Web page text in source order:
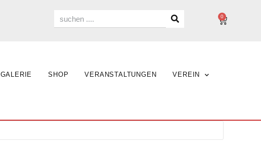
0
GALERIE SHOP VERANSTALTUNGEN VEREIN